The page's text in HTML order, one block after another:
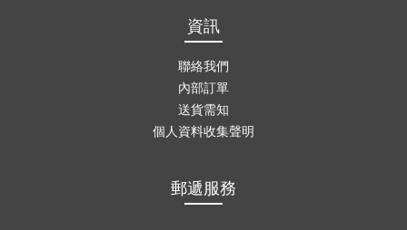
資訊
聯絡我們
內部訂單
送貨需知
個人資料收集聲明
郵遞服務